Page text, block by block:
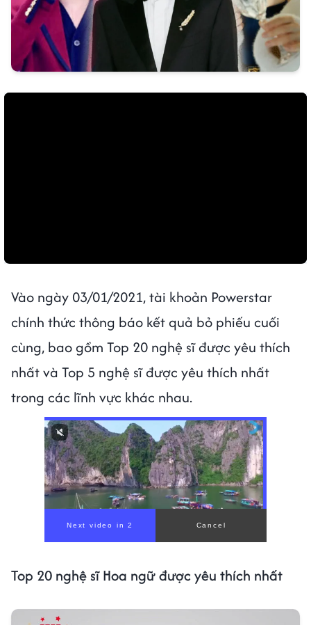
Vào ngày 03/01/2021, tài khoản Powerstar
chính thức thông báo kết quả bỏ phiếu cuối
cùng, bao gồm Top 20 nghệ sĩ được yêu thích
nhất và Top 5 nghệ sĩ được yêu thích nhất
trong các lĩnh vực khác nhau.
Top 20 nghệ sĩ Hoa ngữ được yêu thích nhất